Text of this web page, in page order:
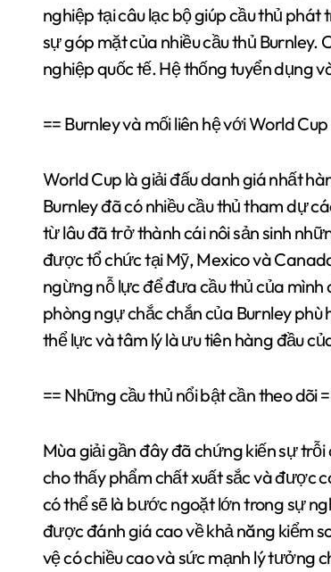
nghiệp tại câu lạc bộ giúp cầu thủ
sự góp mặt của nhiều cầu thủ Burnley.
nghiệp quốc tế. Hệ thống tuyển dụng
== Burnley và mối liên hệ với World Cup
World Cup là giải đấu danh giá nhất
Burnley đã có nhiều cầu thủ tham dự
từ lâu đã trở thành cái nôi sản sinh
được tổ chức tại Mỹ, Mexico và
ngừng nỗ lực để đưa cầu thủ của
phòng ngự chắc chắn của Burnley phù
thể lực và tâm lý là ưu tiên hàng đầu
== Những cầu thủ nổi bật cần theo dõi
Mùa giải gần đây đã chứng kiến sự
cho thấy phẩm chất xuất sắc và được
có thể sẽ là bước ngoặt lớn trong sự
được đánh giá cao về khả năng kiểm
vệ có chiều cao và sức mạnh lý tưởng